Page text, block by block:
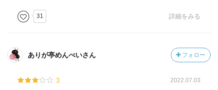
31 詳細をみる
ありが亭めんべいさん フォロー
3 2022.07.03